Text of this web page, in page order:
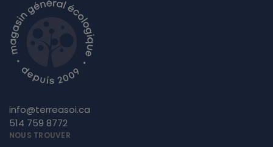
info@terreasoi.ca
514 759 8772
NOUS TROUVER